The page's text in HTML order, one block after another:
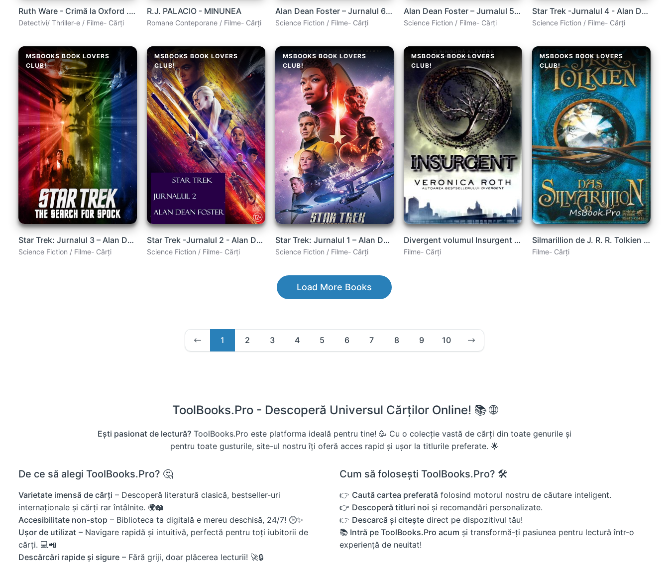
Ruth Ware - Crimă la Oxford .PDF
Detectivi/ Thriller-e / Filme- Cărți
R.J. PALACIO - MINUNEA
Romane Conteporane / Filme- Cărți
Alan Dean Foster – Jurnalul 6: Star Trek (Log Six)
Science Fiction / Filme- Cărți
Alan Dean Foster – Jurnalul 5: Star Trek (Log Five)
Science Fiction / Filme- Cărți
Star Trek -Jurnalul 4 - Alan Dean Foster
Science Fiction / Filme- Cărți
MSBOOKS BOOK LOVERS
CLUB!
Star Trek: Jurnalul 3 – Alan Dean Foster
Science Fiction / Filme- Cărți
MSBOOKS BOOK LOVERS
CLUB!
Star Trek -Jurnalul 2 - Alan Dean Foster
Science Fiction / Filme- Cărți
MSBOOKS BOOK LOVERS
CLUB!
Star Trek: Jurnalul 1 – Alan Dean Foster
Science Fiction / Filme- Cărți
MSBOOKS BOOK LOVERS
CLUB!
Divergent volumul Insurgent de Veronica Ruth vol.3 carte .PDF
Filme- Cărți
MSBOOKS BOOK LOVERS
CLUB!
Silmarillion de J. R. R. Tolkien carte .PDF
Filme- Cărți
Load More Books
1 2 3 4 5 6 7 8 9 10
ToolBooks.Pro - Descoperă Universul Cărților Online! 📚 🌐
Ești pasionat de lectură? ToolBooks.Pro este platforma ideală pentru tine! 🥳 Cu o colecție vastă de cărți din toate genurile și
pentru toate gusturile, site-ul nostru îți oferă acces rapid și ușor la titlurile preferate. 🌟
De ce să alegi ToolBooks.Pro? 🤔
Varietate imensă de cărți – Descoperă literatură clasică, bestseller-uri
internaționale și cărți rar întâlnite. 🌍📖
Accesibilitate non-stop – Biblioteca ta digitală e mereu deschisă, 24/7! 🕒✨
Ușor de utilizat– Navigare rapidă și intuitivă, perfectă pentru toți iubitorii de
cărți. 💻📲
Descărcări rapide și sigure– Fără griji, doar plăcerea lecturii! 🚀🔒
Cum să folosești ToolBooks.Pro? 🛠️
👉 Caută cartea preferată folosind motorul nostru de căutare inteligent.
👉 Descoperă titluri noi și recomandări personalizate.
👉 Descarcă și citeștedirect pe dispozitivul tău!
📚 Intră pe ToolBooks.Pro acum și transformă-ți pasiunea pentru lectură într-o
experiență de neuitat!